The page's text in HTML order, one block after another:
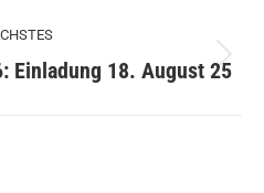
Nächster
Einladung 18. August 25